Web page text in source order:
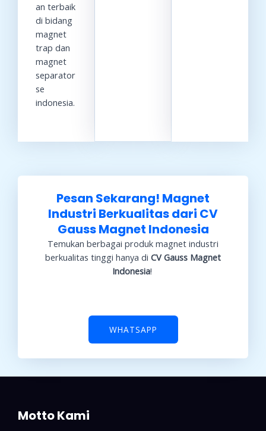
an terbaik
di bidang
magnet
trap dan
magnet
separator
se
indonesia.
Pesan Sekarang! Magnet
Industri Berkualitas dari CV
Gauss Magnet Indonesia
Temukan berbagai produk magnet industri
berkualitas tinggi hanya di CV Gauss Magnet
Indonesia!
WHATSAPP
Motto Kami